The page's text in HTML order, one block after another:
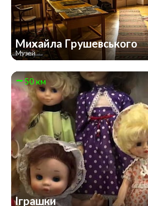
Михайла Грушевського
Музей
50 км
Іграшки